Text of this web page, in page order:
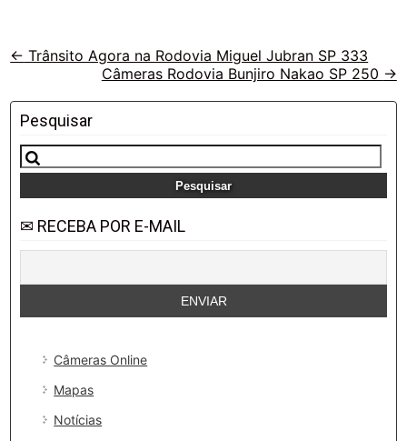
Veja
vias
← Trânsito Agora na Rodovia Miguel Jubran SP 333
Câmeras Rodovia Bunjiro Nakao SP 250 →
Pesquisar
Pesquisar
por:
✉ RECEBA POR E-MAIL
Câmeras Online
Mapas
Notícias